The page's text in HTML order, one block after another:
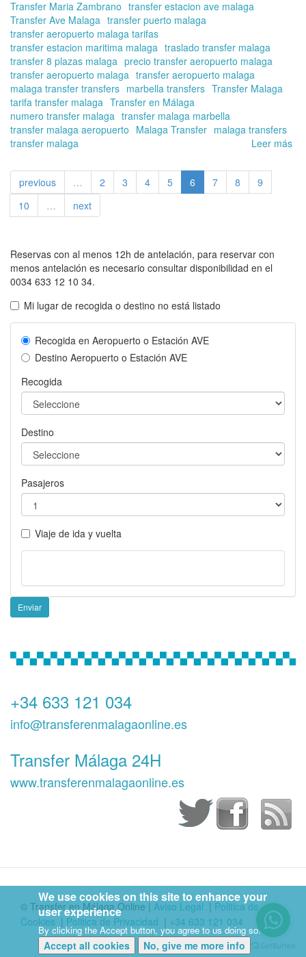
Transfer Maria Zambrano transfer estacion ave malaga
Transfer Ave Malaga transfer puerto malaga
transfer aeropuerto malaga tarifas
transfer estacion maritima malaga traslado transfer malaga
transfer 8 plazas malaga precio transfer aeropuerto malaga
transfer aeropuerto malaga transfer aeropuerto malaga
malaga transfer transfers marbella transfers Transfer Malaga
tarifa transfer malaga Transfer en Málaga
numero transfer malaga transfer malaga marbella
transfer malaga aeropuerto Malaga Transfer malaga transfers
transfer malaga
Leer más
previous … 2 3 4 5 6 7 8
9
10
… next
Reservas con al menos 12h de antelación, para reservar con
menos antelación es necesario consultar disponibilidad en el
0034 633 12 10 34.
Mi lugar de recogida o destino no está listado
Recogida en Aeropuerto o Estación AVE
Destino Aeropuerto o Estación AVE
Recogida
Destino
Pasajeros
Viaje de ida y vuelta
Enviar
+34 633 121 034
info@transferenmalagaonline.es
Transfer Málaga 24H
www.transferenmalagaonline.es
© Transfer en Málaga Online | Aviso Legal | Politica de
Cookies | Politica de Privacidad | +34 633 121 034
We use cookies on this site to enhance your
user experience
By clicking the Accept button, you agree to us doing so.
Accept all cookies No, give me more info